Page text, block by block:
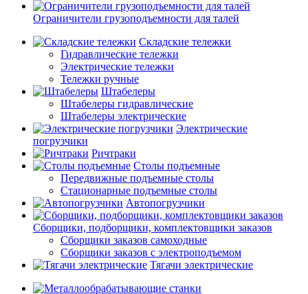
Ограничители грузоподъемности для талей
Складские тележки
Гидравлические тележки
Электрические тележки
Тележки ручные
Штабелеры
Штабелеры гидравлические
Штабелеры электрические
Электрические
погрузчики
Ричтраки
Столы подъемные
Передвижные подъемные столы
Стационарные подъемные столы
Автопогрузчики
Сборщики, подборщики, комплектовщики заказов
Сборщики заказов самоходные
Сборщики заказов с электроподъемом
Тягачи электрические